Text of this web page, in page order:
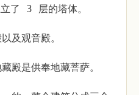
了 3 层的塔体。
及观音殿。
殿是供奉地藏菩萨。